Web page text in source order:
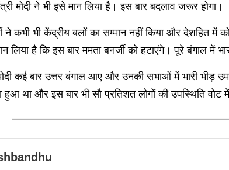
मोदी ने भी इसे मान लिया है। इस बार बदलाव जरूर होगा।
ने कभी भी केंद्रीय बलों का सम्मान नहीं किया और देशहित
लिया है कि इस बार ममता बनर्जी को हटाएंगे। पूरे बंगाल में
कई बार उत्तर बंगाल आए और उनकी सभाओं में भारी भीड़
था और इस बार भी सौ प्रतिशत लोगों की उपस्थिति वोट में